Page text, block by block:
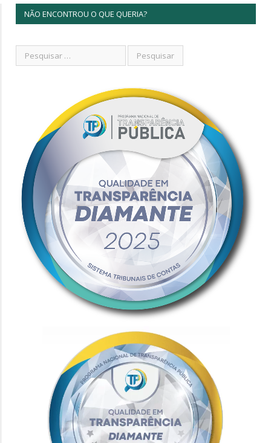
NÃO ENCONTROU O QUE QUERIA?